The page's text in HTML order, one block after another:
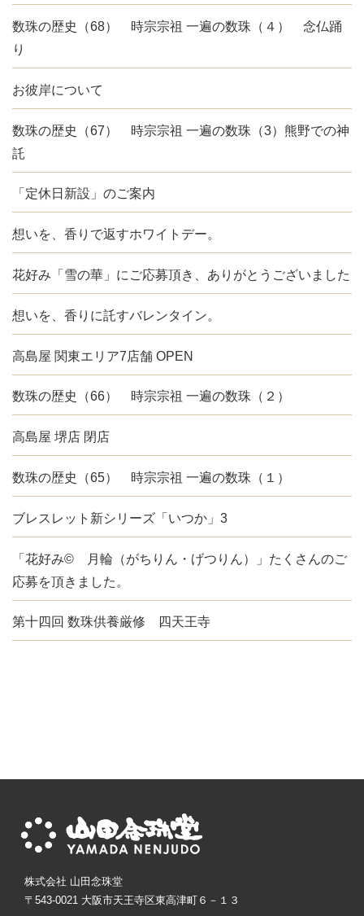
数珠の歴史（68） 時宗宗祖 一遍の数珠（４） 念仏踊
り
お彼岸について
数珠の歴史（67） 時宗宗祖 一遍の数珠（3）熊野での神
託
「定休日新設」のご案内
想いを、香りで返すホワイトデー。
花好み「雪の華」にご応募頂き、ありがとうございました
想いを、香りに託すバレンタイン。
高島屋 関東エリア7店舗 OPEN
数珠の歴史（66） 時宗宗祖 一遍の数珠（２）
高島屋 堺店 閉店
数珠の歴史（65） 時宗宗祖 一遍の数珠（１）
ブレスレット新シリーズ「いつか」3
「花好み© 月輪（がちりん・げつりん）」たくさんのご
応募を頂きました。
第十四回 数珠供養厳修 四天王寺
株式会社 山田念珠堂
〒543-0021 大阪市天王寺区東高津町６－１３